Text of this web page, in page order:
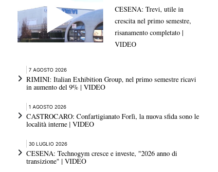
CESENA: Trevi, utile in
crescita nel primo semestre,
risanamento completato |
VIDEO
7 AGOSTO 2026
RIMINI: Italian Exhibition Group, nel primo semestre ricavi
in aumento del 9% | VIDEO
1 AGOSTO 2026
CASTROCARO: Confartigianato Forlì, la nuova sfida sono le
località interne | VIDEO
30 LUGLIO 2026
CESENA: Technogym cresce e investe, "2026 anno di
transizione" | VIDEO